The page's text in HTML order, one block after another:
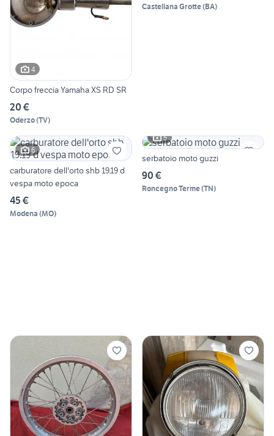
4
Corpo freccia Yamaha XS RD SR
20 €
Oderzo(TV)
Castellana Grotte(BA)
6
carburatore dell'orto shb 19.19 d
vespa moto epoca
45 €
Modena (MO)
5
serbatoio moto guzzi
90 €
Roncegno Terme(TN)